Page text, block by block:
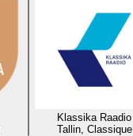
Klassika Raadio
Tallin, Classique